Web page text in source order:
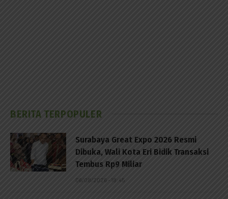
BERITA TERPOPULER
Surabaya Great Expo 2026 Resmi
Dibuka, Wali Kota Eri Bidik Transaksi
Tembus Rp9 Miliar
06/08/2026 - 18:45